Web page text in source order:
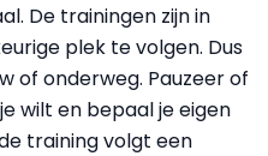
De trainingen zijn in
plek te volgen. Dus
of onderweg. Pauzeer of
wilt en bepaal je eigen
training volgt een